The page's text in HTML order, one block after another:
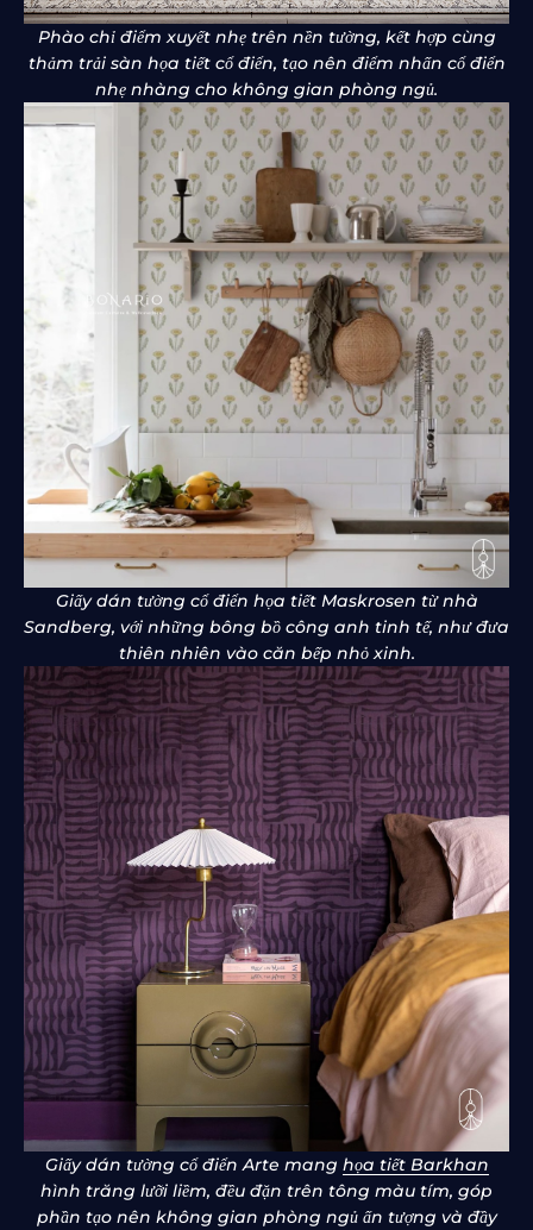
Phào chỉ điểm xuyết nhẹ trên nền tường, kết hợp cùng
thảm trải sàn họa tiết cổ điển, tạo nên điểm nhấn cổ điển
nhẹ nhàng cho không gian phòng ngủ.
Giấy dán tường cổ điển họa tiết Maskrosen từ nhà
Sandberg, với những bông bồ công anh tinh tế, như đưa
thiên nhiên vào căn bếp nhỏ xinh.
Giấy dán tường cổ điển Arte mang họa tiết Barkhan
hình trăng lưỡi liềm, đều đặn trên tông màu tím, góp
phần tạo nên không gian phòng ngủ ấn tượng và đầy